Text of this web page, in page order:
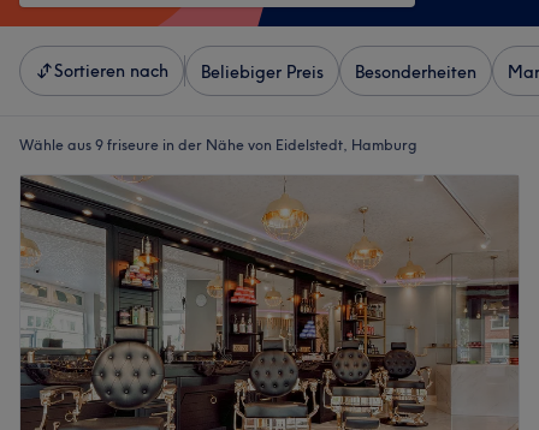
Sortieren nach Beliebiger Preis Besonderheiten
Wähle aus 9 friseure in der Nähe von Eidelstedt, Hamburg